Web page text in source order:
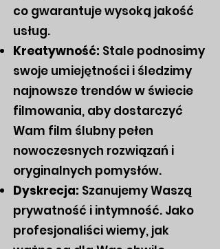
co gwarantuje wysoką jakość
usług.
Kreatywność: Stale podnosimy
swoje umiejętności i śledzimy
najnowsze trendów w świecie
filmowania, aby dostarczyć
Wam film ślubny pełen
nowoczesnych rozwiązań i
oryginalnych pomysłów.
Dyskrecja: Szanujemy Waszą
prywatność i intymność. Jako
profesjonaliści wiemy, jak